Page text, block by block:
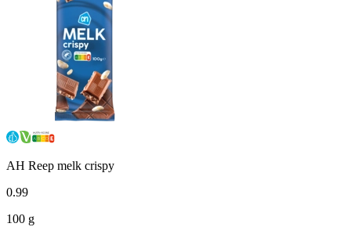
AH Reep melk crispy
0.99
100 g